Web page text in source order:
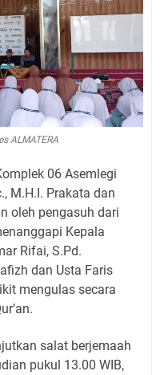
ALMATERA
06 Asemlegi
M.H.I. Prakata dan
oleh pengasuh dari
Kepala
Rifai, S.Pd.
dan Usta Faris
mengulas secara
salat berjemaah
pukul 13.00 WIB,